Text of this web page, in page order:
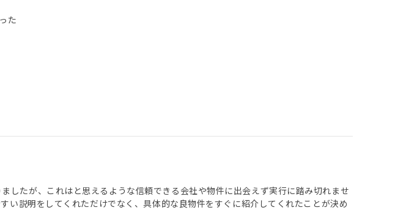
た
したが、これはと思えるような信頼できる会社や物件に出会えず実行に踏み切れませ
い説明をしてくれただけでなく、具体的な良物件をすぐに紹介してくれたことが決め